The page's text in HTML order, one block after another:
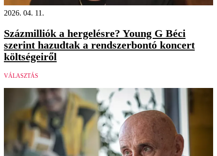
2026. 04. 11.
Százmilliók a hergelésre? Young G Béci
szerint hazudtak a rendszerbontó koncert
költségeiről
VÁLASZTÁS